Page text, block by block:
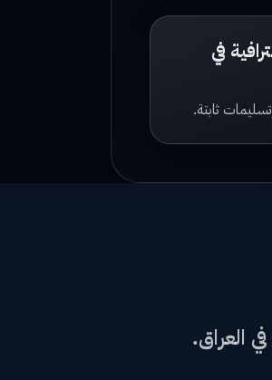
في
ثابتة.